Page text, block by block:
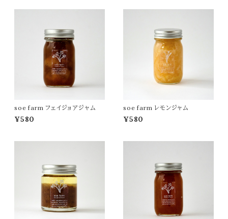
soe farm フェイジョアジャム
¥580
soe farm レモンジャム
¥580